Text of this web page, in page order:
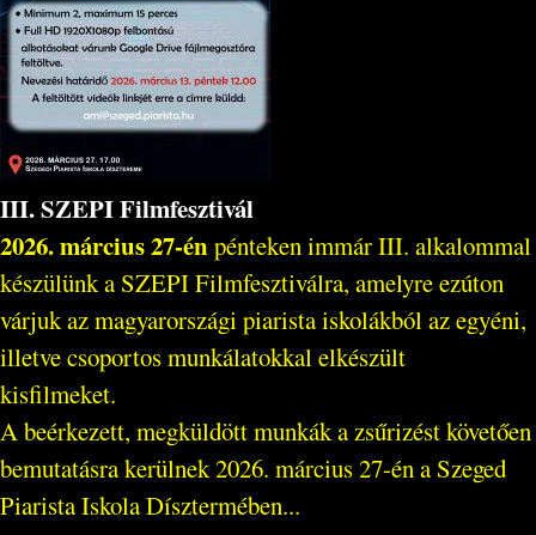
III. SZEPI Filmfesztivál
2026. március 27-énpénteken immár III. alkalommal
készülünk a SZEPI Filmfesztiválra, amelyre ezúton
várjuk az magyarországi piarista iskolákból az egyéni,
illetve csoportos munkálatokkal elkészült
kisfilmeket.
A beérkezett, megküldött munkák a zsűrizést követően
bemutatásra kerülnek 2026. március 27-én a Szeged
Piarista Iskola Dísztermében...